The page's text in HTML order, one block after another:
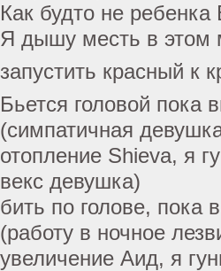
Как будто не ребенка
Я дышу месть в этом
запустить красный к
Бьется головой пока
(симпатичная
отопление Shieva, я
векс девушка)
бить по голове, пока
(работу в ночное
увеличение Аид, я